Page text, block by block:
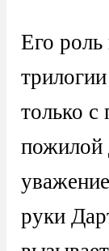
Его
только
руки